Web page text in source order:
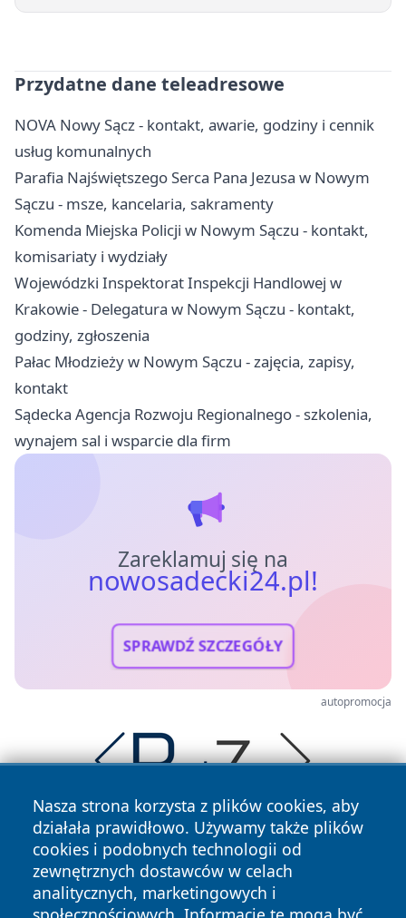
Przydatne dane teleadresowe
NOVA Nowy Sącz - kontakt, awarie, godziny i cennik
usług komunalnych
Parafia Najświętszego Serca Pana Jezusa w Nowym
Sączu - msze, kancelaria, sakramenty
Komenda Miejska Policji w Nowym Sączu - kontakt,
komisariaty i wydziały
Wojewódzki Inspektorat Inspekcji Handlowej w
Krakowie - Delegatura w Nowym Sączu - kontakt,
godziny, zgłoszenia
Pałac Młodzieży w Nowym Sączu - zajęcia, zapisy,
kontakt
Sądecka Agencja Rozwoju Regionalnego - szkolenia,
wynajem sal i wsparcie dla firm
Zareklamuj się na
nowosadecki24.pl!
SPRAWDŹ SZCZEGÓŁY
autopromocja
Nasza strona korzysta z plików cookies, aby
działała prawidłowo. Używamy także plików
cookies i podobnych technologii od
zewnętrznych dostawców w celach
analitycznych, marketingowych i